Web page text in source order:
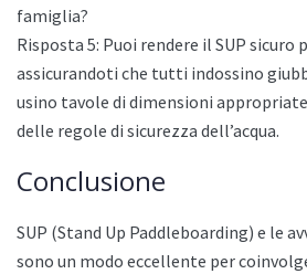
famiglia?
Risposta 5: Puoi rendere il SUP
assicurandoti che tutti indossino
usino tavole di dimensioni
delle regole di sicurezza dell’acqua.
Conclusione
SUP (Stand Up Paddleboarding) e le
sono un modo eccellente per